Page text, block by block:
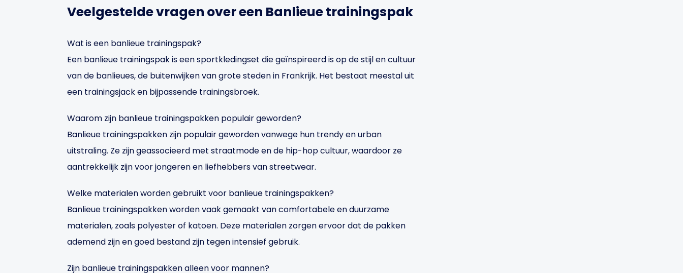
Veelgestelde vragen over een Banlieue trainingspak
Wat is een banlieue trainingspak?
Een banlieue trainingspak is een sportkledingset die geïnspireerd is op de stijl en cultuur
van de banlieues, de buitenwijken van grote steden in Frankrijk. Het bestaat meestal uit
een trainingsjack en bijpassende trainingsbroek.
Waarom zijn banlieue trainingspakken populair geworden?
Banlieue trainingspakken zijn populair geworden vanwege hun trendy en urban
uitstraling. Ze zijn geassocieerd met straatmode en de hip-hop cultuur, waardoor ze
aantrekkelijk zijn voor jongeren en liefhebbers van streetwear.
Welke materialen worden gebruikt voor banlieue trainingspakken?
Banlieue trainingspakken worden vaak gemaakt van comfortabele en duurzame
materialen, zoals polyester of katoen. Deze materialen zorgen ervoor dat de pakken
ademend zijn en goed bestand zijn tegen intensief gebruik.
Zijn banlieue trainingspakken alleen voor mannen?